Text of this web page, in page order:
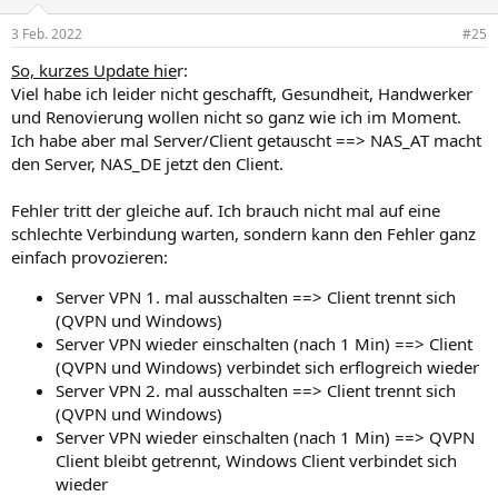
3 Feb. 2022 #25
So, kurzes Update hier:
Viel habe ich leider nicht geschafft, Gesundheit, Handwerker
und Renovierung wollen nicht so ganz wie ich im Moment.
Ich habe aber mal Server/Client getauscht ==> NAS_AT macht
den Server, NAS_DE jetzt den Client.
Fehler tritt der gleiche auf. Ich brauch nicht mal auf eine
schlechte Verbindung warten, sondern kann den Fehler ganz
einfach provozieren:
Server VPN 1. mal ausschalten ==> Client trennt sich
(QVPN und Windows)
Server VPN wieder einschalten (nach 1 Min) ==> Client
(QVPN und Windows) verbindet sich erflogreich wieder
Server VPN 2. mal ausschalten ==> Client trennt sich
(QVPN und Windows)
Server VPN wieder einschalten (nach 1 Min) ==> QVPN
Client bleibt getrennt, Windows Client verbindet sich
wieder